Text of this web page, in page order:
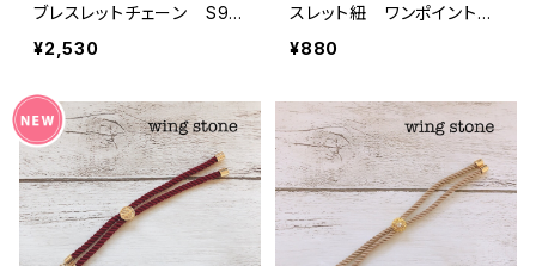
ブレスレットチェーン S92
5 ゴールド
¥2,530
スレット紐 ワンポイントス
トーン付き グレー
¥880